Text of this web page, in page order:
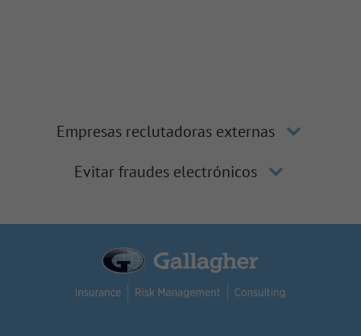
Empresas reclutadoras externas
Evitar fraudes electrónicos